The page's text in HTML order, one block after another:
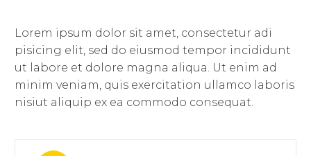
Lorem ipsum dolor sit amet, consectetur adi
pisicing elit, sed do eiusmod tempor incididunt
ut labore et dolore magna aliqua. Ut enim ad
minim veniam, quis exercitation ullamco laboris
nisiut aliquip ex ea commodo consequat.